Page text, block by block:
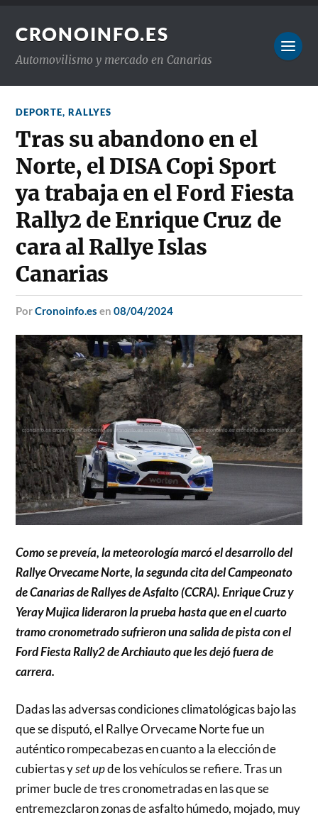
CRONOINFO.ES
Automovilismo y mercado en Canarias
DEPORTE,RALLYES
Tras su abandono en el
Norte, el DISA Copi Sport
ya trabaja en el Ford Fiesta
Rally2 de Enrique Cruz de
cara al Rallye Islas
Canarias
porCronoinfo.es en08/04/2024
Como se preveía, la meteorología marcó el desarrollo del
Rallye Orvecame Norte, la segunda cita del Campeonato
de Canarias de Rallyes de Asfalto (CCRA). Enrique Cruz y
Yeray Mujica lideraron la prueba hasta que en el cuarto
tramo cronometrado sufrieron una salida de pista con el
Ford Fiesta Rally2 de Archiauto que les dejó fuera de
carrera.
Dadas las adversas condiciones climatológicas bajo las
que se disputó, el Rallye Orvecame Norte fue un
auténtico rompecabezas en cuanto a la elección de
cubiertas yset upde los vehículos se refiere. Tras un
primer bucle de tres cronometradas en las que se
entremezclaron zonas de asfalto húmedo, mojado, muy